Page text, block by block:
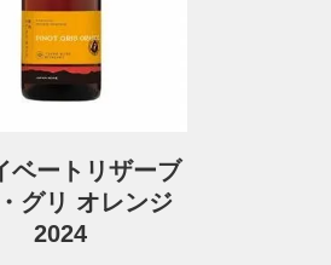
ベートリザーブ
グリ オレンジ
2024